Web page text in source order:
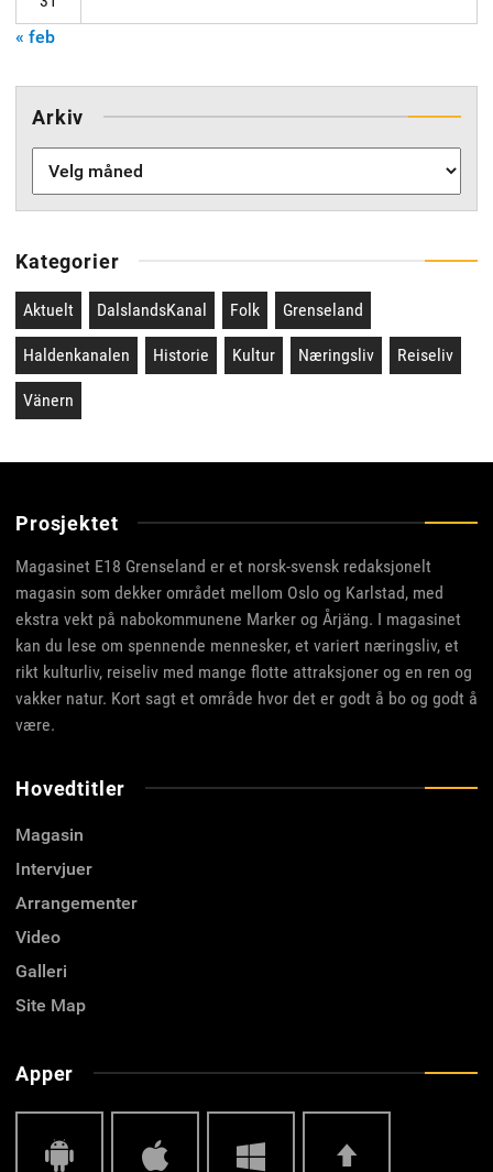
« feb
Arkiv
Kategorier
Aktuelt DalslandsKanal Folk Grenseland
Haldenkanalen Historie Kultur Næringsliv Reiseliv
Vänern
Prosjektet
Magasinet E18 Grenseland er et norsk-svensk redaksjonelt
magasin som dekker området mellom Oslo og Karlstad, med
ekstra vekt på nabokommunene Marker og Årjäng. I magasinet
kan du lese om spennende mennesker, et variert næringsliv, et
rikt kulturliv, reiseliv med mange flotte attraksjoner og en ren og
vakker natur. Kort sagt et område hvor det er godt å bo og godt å
være.
Hovedtitler
Magasin
Intervjuer
Arrangementer
Video
Galleri
Site Map
Apper